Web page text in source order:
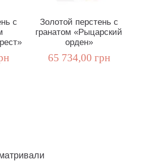
с
Золотой перстень с
гранатом «Рыцарский
орден»
65 734,00 грн